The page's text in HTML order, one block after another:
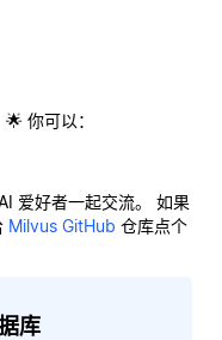
你可以：
爱好者一起交流。 如果
Milvus GitHub 仓库点个
库